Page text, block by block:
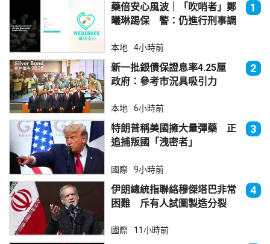
藥倍安心風波｜「吹哨者」鄭
曦琳踢保 警：仍進行刑事調
1
本地 4小時前
新一批銀債保證息率4.25厘
政府：參考市況具吸引力
2
本地 6小時前
特朗普稱美國擁大量彈藥 正
追捕叛國「洩密者」
3
國際 9小時前
伊朗總統指聯絡穆傑塔巴非常
困難 斥有人試圖製造分裂
4
國際 11小時前